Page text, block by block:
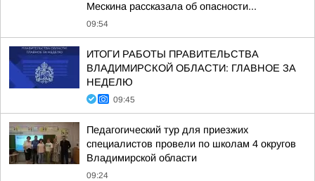
Мескина рассказала об опасности...
09:54
ИТОГИ РАБОТЫ ПРАВИТЕЛЬСТВА
ВЛАДИМИРСКОЙ ОБЛАСТИ: ГЛАВНОЕ ЗА
НЕДЕЛЮ
09:45
Педагогический тур для приезжих
специалистов провели по школам 4 округов
Владимирской области
09:24